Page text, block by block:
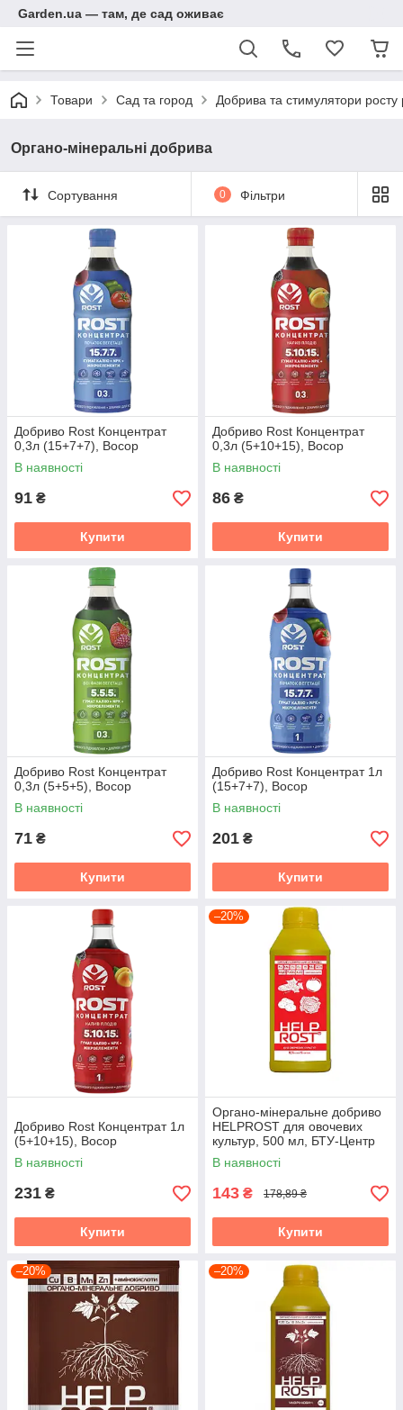
Garden.ua — там, де сад оживає
Товари Сад та город Добрива та стимулятори росту
Органо-мінеральні добрива
Сортування 0 Фільтри
Добриво Rost Концентрат
0,3л (15+7+7), Восор
В наявності
91 ₴
Купити
Добриво Rost Концентрат
0,3л (5+10+15), Восор
В наявності
86 ₴
Купити
Добриво Rost Концентрат
0,3л (5+5+5), Восор
В наявності
71 ₴
Купити
Добриво Rost Концентрат 1л
(15+7+7), Восор
В наявності
201 ₴
Купити
Добриво Rost Концентрат 1л
(5+10+15), Восор
В наявності
231 ₴
Купити
–20%
Органо-мінеральне добриво
HELPROST для овочевих
культур, 500 мл, БТУ-Центр
В наявності
143 ₴ 178,89 ₴
Купити
–20% –20%